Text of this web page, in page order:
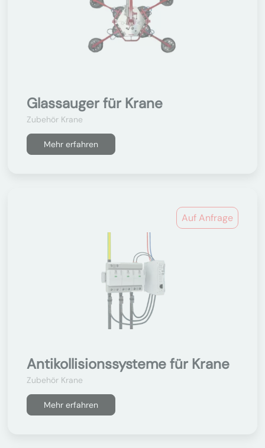
Glassauger für Krane
Zubehör Krane
Mehr erfahren
Auf Anfrage
Antikollisionssysteme für Krane
Zubehör Krane
Mehr erfahren